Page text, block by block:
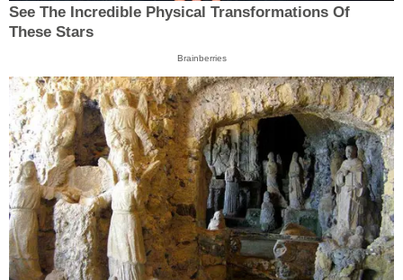
See The Incredible Physical Transformations Of
These Stars
Brainberries